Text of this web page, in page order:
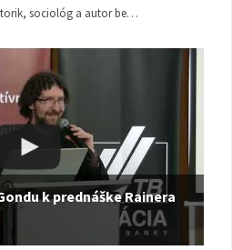
sociológ a autor be…
k prednáške Rainera